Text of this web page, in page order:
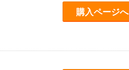
購入ページへ